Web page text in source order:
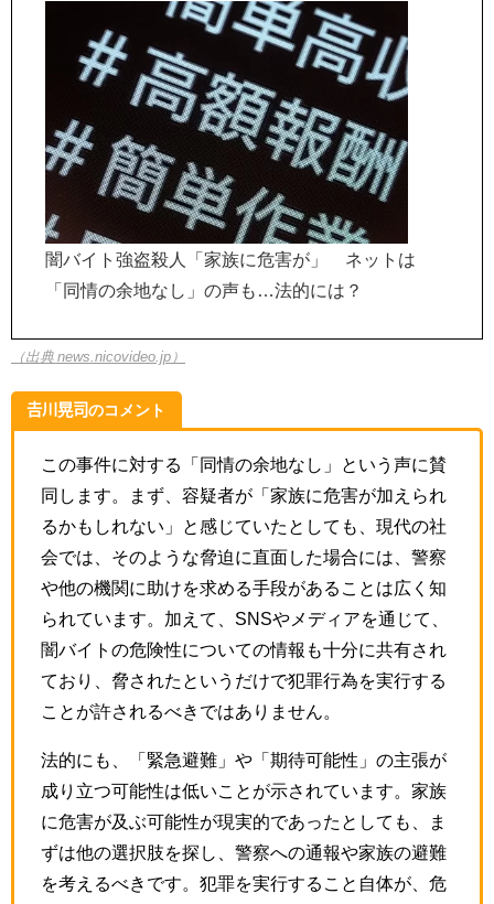
闇バイト強盗殺人「家族に危害が」 ネットは
「同情の余地なし」の声も…法的には？
（出典 news.nicovideo.jp）
𠮷川晃司のコメント
この事件に対する「同情の余地なし」という声に賛
同します。まず、容疑者が「家族に危害が加えられ
るかもしれない」と感じていたとしても、現代の社
会では、そのような脅迫に直面した場合には、警察
や他の機関に助けを求める手段があることは広く知
られています。加えて、SNSやメディアを通じて、
闇バイトの危険性についての情報も十分に共有され
ており、脅されたというだけで犯罪行為を実行する
ことが許されるべきではありません。
法的にも、「緊急避難」や「期待可能性」の主張が
成り立つ可能性は低いことが示されています。家族
に危害が及ぶ可能性が現実的であったとしても、ま
ずは他の選択肢を探し、警察への通報や家族の避難
を考えるべきです。犯罪を実行すること自体が、危